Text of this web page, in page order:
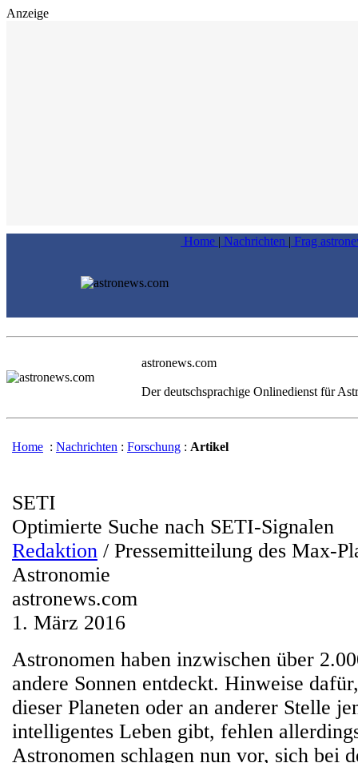
Anzeige
Home | Nachrichten | Frag
astronews.com
Der deutschsprachige Onlinedienst für
Home : Nachrichten : Forschung : Artikel
SETI
Optimierte Suche nach SETI-Signalen
Redaktion / Pressemitteilung des Max-
Astronomie
astronews.com
1. März 2016
Astronomen haben inzwischen über
andere Sonnen entdeckt. Hinweise
dieser Planeten oder an anderer Stelle
intelligentes Leben gibt, fehlen
Astronomen schlagen nun vor, sich bei